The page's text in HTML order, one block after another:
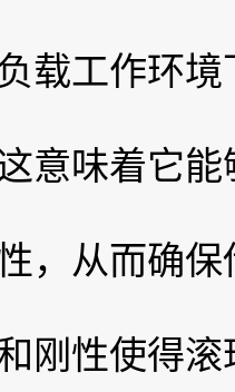
载工作环
意味着它
，从而确
刚性使得